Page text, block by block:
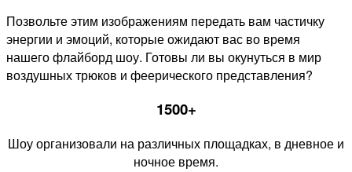
Позвольте этим изображениям передать вам частичку
энергии и эмоций, которые ожидают вас во время
нашего флайборд шоу. Готовы ли вы окунуться в мир
воздушных трюков и феерического представления?
1500+
Шоу организовали на различных площадках, в дневное и
ночное время.